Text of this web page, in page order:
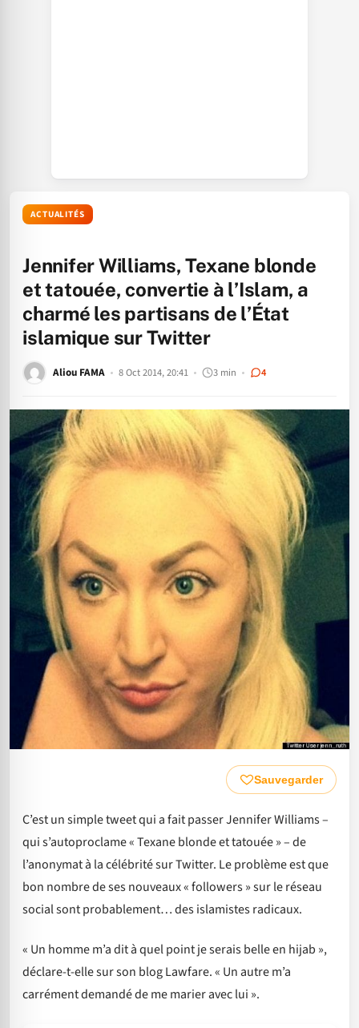
ACTUALITÉS
Jennifer Williams, Texane blonde
et tatouée, convertie à l’Islam, a
charmé les partisans de l’État
islamique sur Twitter
Aliou FAMA 8 Oct 2014, 20:41 3 min 4
Sauvegarder
C’est un simple tweet qui a fait passer Jennifer Williams –
qui s’autoproclame « Texane blonde et tatouée » – de
l’anonymat à la célébrité sur Twitter. Le problème est que
bon nombre de ses nouveaux « followers » sur le réseau
social sont probablement… des islamistes radicaux.
« Un homme m’a dit à quel point je serais belle en hijab »,
déclare-t-elle sur son blog Lawfare. « Un autre m’a
carrément demandé de me marier avec lui ».